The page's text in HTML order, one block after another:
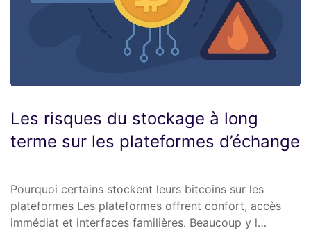
Les risques du stockage à long
terme sur les plateformes d’échange
Pourquoi certains stockent leurs bitcoins sur les
plateformes Les plateformes offrent confort, accès
immédiat et interfaces familières. Beaucoup y l…